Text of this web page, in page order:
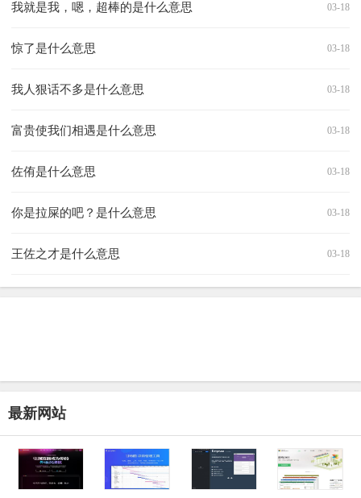
03-18
我就是我，嗯，超棒的是什么意思
03-18
惊了是什么意思
03-18
我人狠话不多是什么意思
03-18
富贵使我们相遇是什么意思
03-18
佐侑是什么意思
03-18
你是拉屎的吧？是什么意思
03-18
王佐之才是什么意思
最新网站